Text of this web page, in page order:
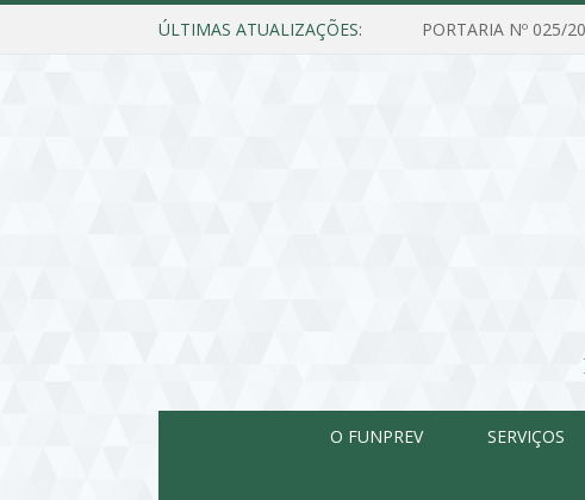
ÚLTIMAS ATUALIZAÇÕES:
O FUNPREV SERVIÇOS